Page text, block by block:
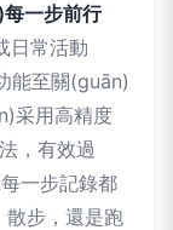
一步前行
日常活動
能至關(guān)
采用高精度
，有效過
一步記錄都
步，還是跑